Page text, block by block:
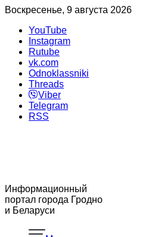
Воскресенье, 9 августа 2026
YouTube
Instagram
Rutube
vk.com
Odnoklassniki
Threads
Viber
Telegram
RSS
Информационный
портал города Гродно
и Беларуси